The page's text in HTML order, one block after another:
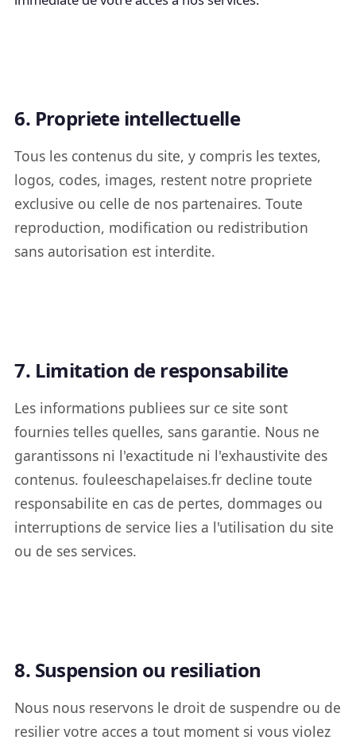
6. Propriete intellectuelle
Tous les contenus du site, y compris les textes,
logos, codes, images, restent notre propriete
exclusive ou celle de nos partenaires. Toute
reproduction, modification ou redistribution
sans autorisation est interdite.
7. Limitation de responsabilite
Les informations publiees sur ce site sont
fournies telles quelles, sans garantie. Nous ne
garantissons ni l'exactitude ni l'exhaustivite des
contenus. fouleeschapelaises.fr decline toute
responsabilite en cas de pertes, dommages ou
interruptions de service lies a l'utilisation du site
ou de ses services.
8. Suspension ou resiliation
Nous nous reservons le droit de suspendre ou de
resilier votre acces a tout moment si vous violez